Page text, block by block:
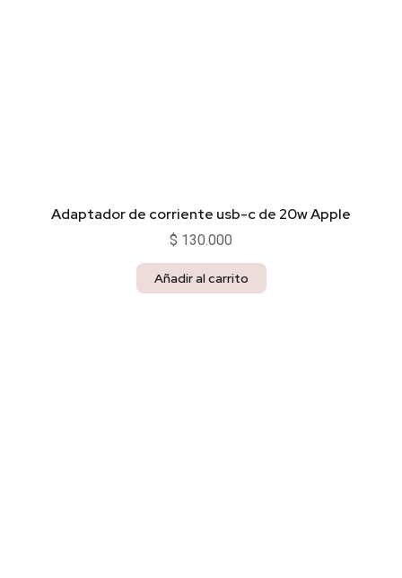
Adaptador de corriente usb-c de 20w Apple
$ 130.000
Añadir al carrito